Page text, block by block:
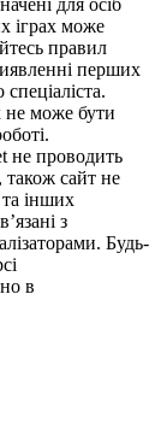
іграх може
правил
перших
не може бути
не проводить
також сайт не
інших
з
Будь-
в